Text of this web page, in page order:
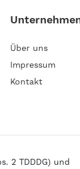
Über uns
Impressum
Kontakt
2 TDDDG) und